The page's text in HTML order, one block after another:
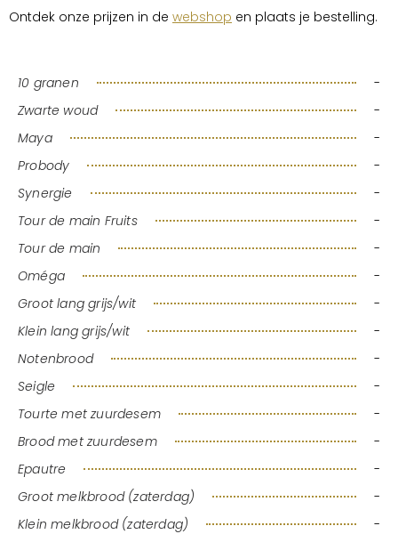
Ontdek onze prijzen in de webshop en plaats je bestelling.
10 granen
-
Zwarte woud
-
Maya
-
Probody
-
Synergie
-
Tour de main Fruits
-
Tour de main
-
Oméga
-
Groot lang grijs/wit
-
Klein lang grijs/wit
-
Notenbrood
-
Seigle
-
Tourte met zuurdesem
-
Brood met zuurdesem
-
Epautre
-
Groot melkbrood (zaterdag)
-
Klein melkbrood (zaterdag)
-